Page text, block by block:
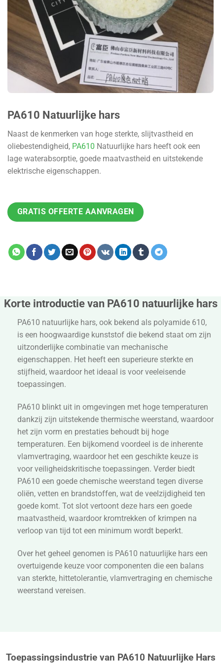
PA610 Natuurlijke hars
Naast de kenmerken van hoge sterkte, slijtvastheid en
oliebestendigheid, PA610 Natuurlijke hars heeft ook een
lage waterabsorptie, goede maatvastheid en uitstekende
elektrische eigenschappen.
GRATIS OFFERTE AANVRAGEN
Korte introductie van PA610 natuurlijke hars
PA610 natuurlijke hars, ook bekend als polyamide 610,
is een hoogwaardige kunststof die bekend staat om zijn
uitzonderlijke combinatie van mechanische
eigenschappen. Het heeft een superieure sterkte en
stijfheid, waardoor het ideaal is voor veeleisende
toepassingen.
PA610 blinkt uit in omgevingen met hoge temperaturen
dankzij zijn uitstekende thermische weerstand, waardoor
het zijn vorm en prestaties behoudt bij hoge
temperaturen. Een bijkomend voordeel is de inherente
vlamvertraging, waardoor het een geschikte keuze is
voor veiligheidskritische toepassingen. Verder biedt
PA610 een goede chemische weerstand tegen diverse
oliën, vetten en brandstoffen, wat de veelzijdigheid ten
goede komt. Tot slot vertoont deze hars een goede
maatvastheid, waardoor kromtrekken of krimpen na
verloop van tijd tot een minimum wordt beperkt.
Over het geheel genomen is PA610 natuurlijke hars een
overtuigende keuze voor componenten die een balans
van sterkte, hittetolerantie, vlamvertraging en chemische
weerstand vereisen.
Toepassingsindustrie van PA610 Natuurlijke Hars